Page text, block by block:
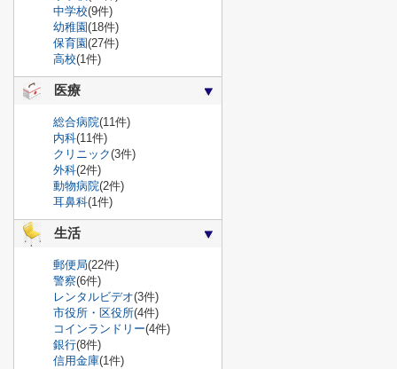
中学校(9件)
幼稚園(18件)
保育園(27件)
高校(1件)
医療
総合病院(11件)
内科(11件)
クリニック(3件)
外科(2件)
動物病院(2件)
耳鼻科(1件)
生活
郵便局(22件)
警察(6件)
レンタルビデオ(3件)
市役所・区役所(4件)
コインランドリー(4件)
銀行(8件)
信用金庫(1件)